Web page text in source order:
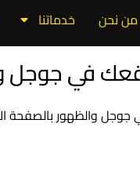
من نحن خدماتنا
موقعك في